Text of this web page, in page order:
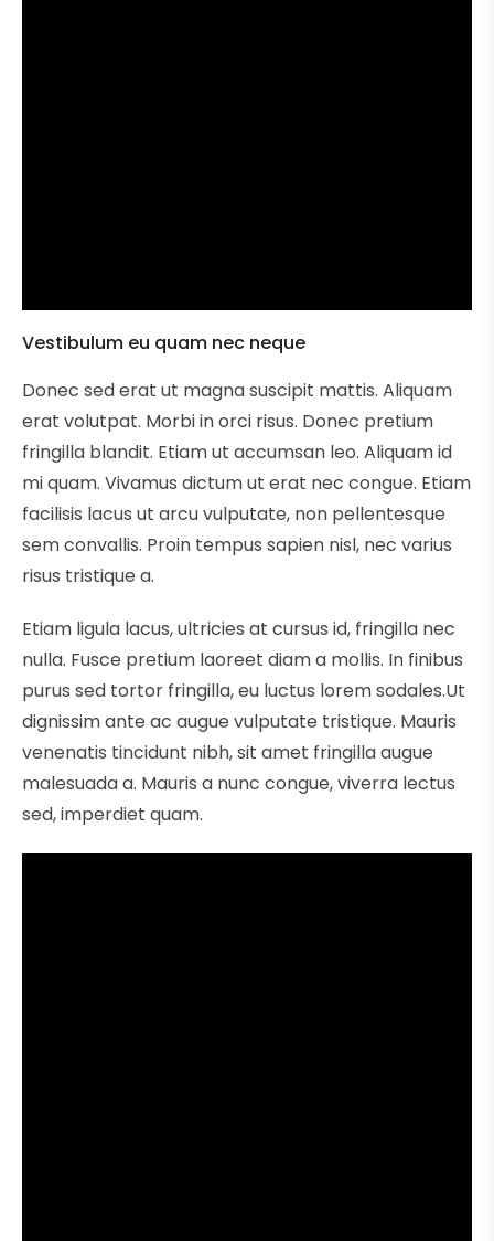
Vestibulum eu quam nec neque
Donec sed erat ut magna suscipit mattis. Aliquam
erat volutpat. Morbi in orci risus. Donec pretium
fringilla blandit. Etiam ut accumsan leo. Aliquam id
mi quam. Vivamus dictum ut erat nec congue. Etiam
facilisis lacus ut arcu vulputate, non pellentesque
sem convallis. Proin tempus sapien nisl, nec varius
risus tristique a.
Etiam ligula lacus, ultricies at cursus id, fringilla nec
nulla. Fusce pretium laoreet diam a mollis. In finibus
purus sed tortor fringilla, eu luctus lorem sodales.Ut
dignissim ante ac augue vulputate tristique. Mauris
venenatis tincidunt nibh, sit amet fringilla augue
malesuada a. Mauris a nunc congue, viverra lectus
sed, imperdiet quam.